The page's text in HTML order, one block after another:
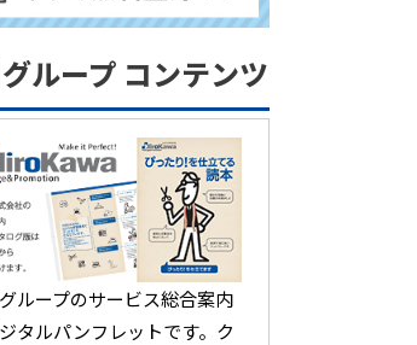
ループ コンテンツ
ループのサービス総合案内
タルパンフレットです。ク